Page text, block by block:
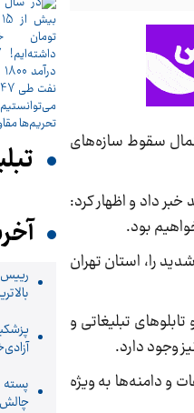
شدید طی۱۱ و ۱۲ اسفند نسبت به احتمال سقوط سازه‌های
داد و اظهار کرد:
را، استان تهران
تبلیغاتی و
وجود دارد.
و دامنه‌ها به ویژه